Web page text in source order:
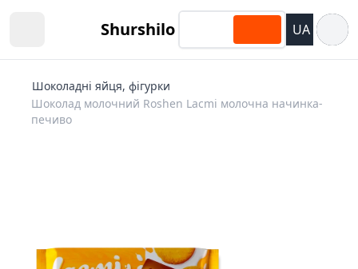
Shurshilo UA
Шоколадні яйця, фігурки
Шоколад молочний Roshen Lacmi молочна начинка-
печиво